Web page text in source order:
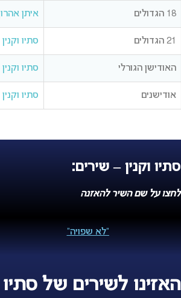
18 הגדולים איתן
21 הגדולים סתיו וקנין
האודישן הגורלי סתיו וקנין
אודישנים סתיו וקנין
סתיו וקנין – שירים:
לחצו על שם השיר להאזנה
“לא שפויה”
האזינו לשירים של סתיו